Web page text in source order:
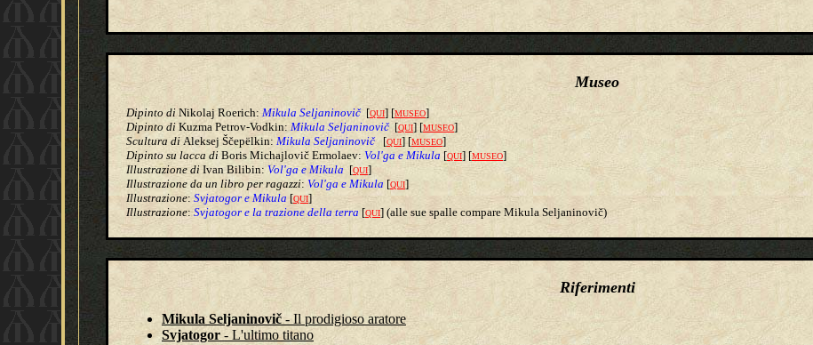
Museo
Dipinto di Nikolaj Roerich:Mikula Seljaninovič [QUI] [MUSEO]
Dipinto di Kuzma Petrov-Vodkin:Mikula Seljaninovič [QUI] [MUSEO]
Scultura di Aleksej Ščepëlkin: Mikula Seljaninovič [QUI] [MUSEO]
Dipinto su lacca di Boris Michajlovič Ermolaev: Vol'ga e Mikula [QUI] [MUSEO]
Illustrazione di Ivan Bilibin: Vol'ga e Mikula [QUI]
Illustrazione da un libro per ragazzi: Vol'ga e Mikula [QUI]
Illustrazione: Svjatogor eMikula [QUI]
Illustrazione:Svjatogor e la trazione della terra [QUI] (alle sue spalle compare MikulaSeljaninovič)
Riferimenti
Mikula Seljaninovič- Il prodigioso aratore
Svjatogor - L'ultimo titano